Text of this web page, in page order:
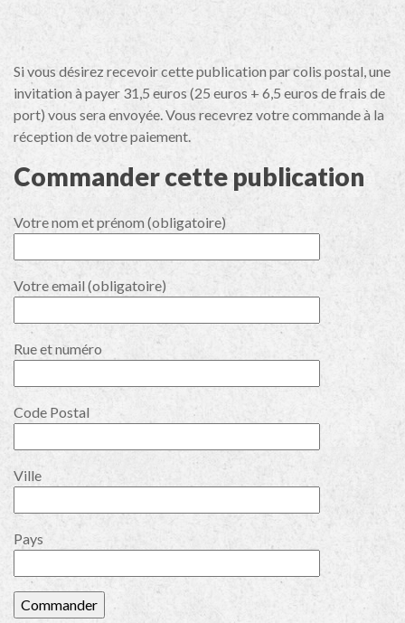
Si vous désirez recevoir cette publication par colis postal, une
invitation à payer 31,5 euros (25 euros + 6,5 euros de frais de
port) vous sera envoyée. Vous recevrez votre commande à la
réception de votre paiement.
Commander cette publication
Votre nom et prénom (obligatoire)
Votre email (obligatoire)
Rue et numéro
Code Postal
Ville
Pays